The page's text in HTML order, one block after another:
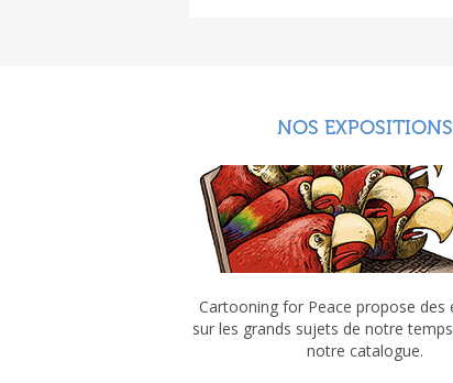
NOS EXPOSITIONS
Cartooning for Peace propose des
sur les grands sujets de notre
notre catalogue.